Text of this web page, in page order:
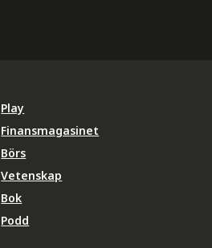
Play
Finansmagasinet
Börs
Vetenskap
Bok
Podd